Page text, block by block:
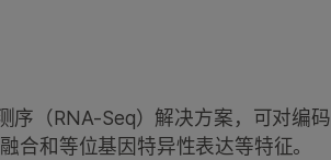
序（RNA-Seq）解决方案，可对编码
合和等位基因特异性表达等特征。